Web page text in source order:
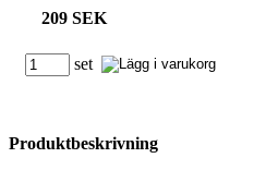
209 SEK
set
Produktbeskrivning